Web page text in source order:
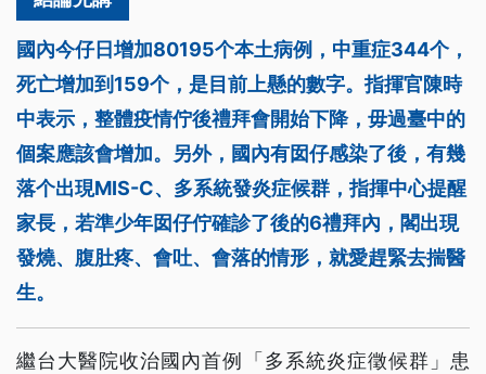
國內今仔日增加80195个本土病例，中重症344个，
死亡增加到159个，是目前上懸的數字。指揮官陳時
中表示，整體疫情佇後禮拜會開始下降，毋過臺中的
個案應該會增加。另外，國內有囡仔感染了後，有幾
落个出現MIS-C、多系統發炎症候群，指揮中心提醒
家長，若準少年囡仔佇確診了後的6禮拜內，閣出現
發燒、腹肚疼、會吐、會落的情形，就愛趕緊去揣醫
生。
繼台大醫院收治國內首例「多系統炎症徵候群」患